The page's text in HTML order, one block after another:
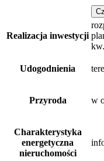
Realizacja inwestycji
Udogodnienia
Przyroda w
Charakterystyka
energetyczna
nieruchomości